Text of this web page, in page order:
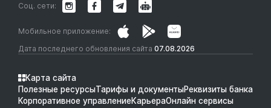
Дата последнего обновления сайта 07.08.2026
Мобильное приложение:
Соц. сети:
Карта сайта
Полезные ресурсыТарифы и документыРеквизиты банка
Корпоративное управлениеКарьераОнлайн сервисы